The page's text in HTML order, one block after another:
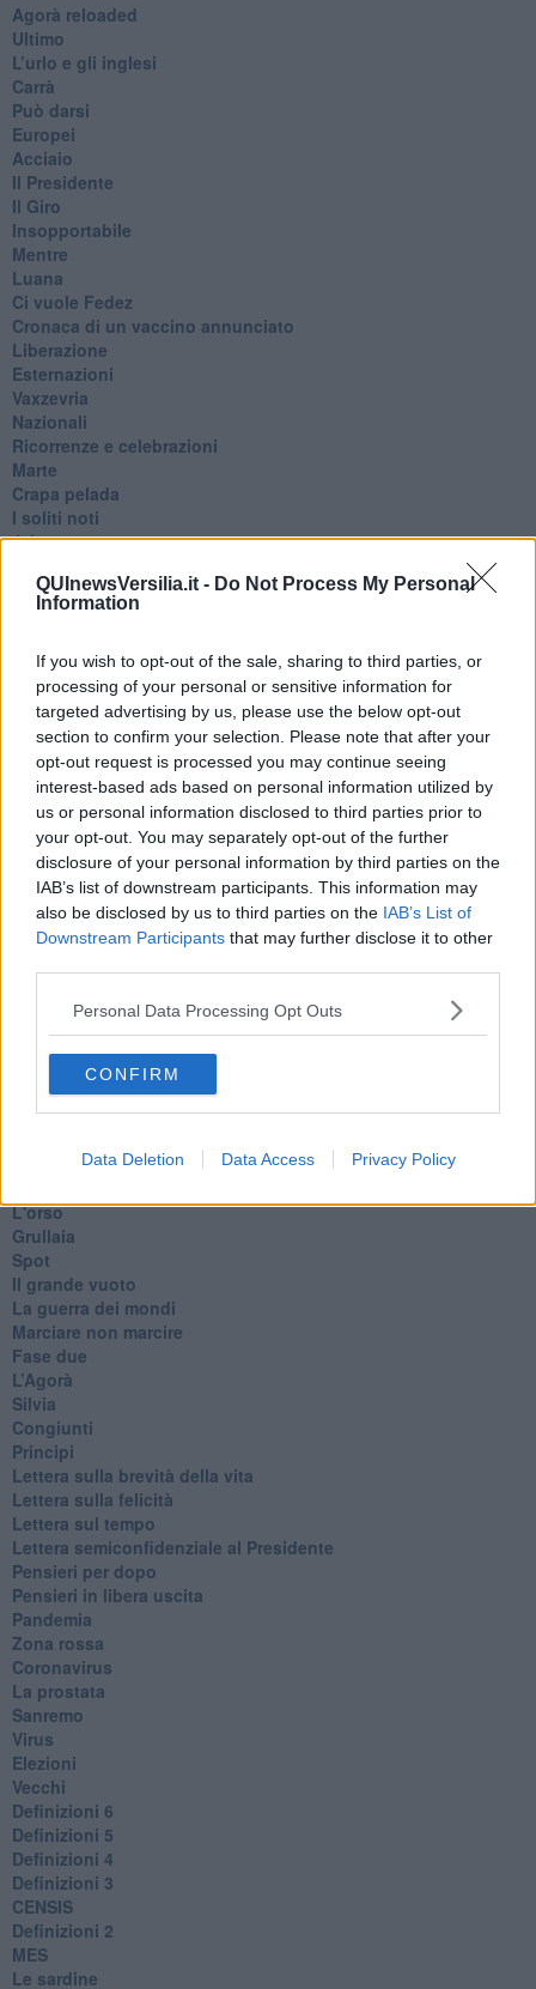
QUInewsVersilia.it - Do Not Process My Personal
Information
If you wish to opt-out of the sale, sharing to third parties, or
processing of your personal or sensitive information for
targeted advertising by us, please use the below opt-out
section to confirm your selection. Please note that after your
opt-out request is processed you may continue seeing
interest-based ads based on personal information utilized by
us or personal information disclosed to third parties prior to
your opt-out. You may separately opt-out of the further
disclosure of your personal information by third parties on the
IAB’s list of downstream participants. This information may
also be disclosed by us to third parties on the IAB’s List of
Downstream Participants that may further disclose it to other
Personal Data Processing Opt Outs
CONFIRM
Data Deletion Data Access Privacy Policy
​Agorà reloaded
Ultimo
​L’urlo e gli inglesi
Carrà
Può darsi
Europei
Acciaio
Il Presidente
​Il Giro
Insopportabile
​Mentre
Luana
​Ci vuole Fedez
​Cronaca di un vaccino annunciato
​Liberazione
Esternazioni
Vaxzevria
Nazionali
​Ricorrenze e celebrazioni
Marte
​Crapa pelada
​I soliti noti
Arie
No profit
Dragonheart
​Con-te
Coincidenze e crisi
L'amico
​L’anno del vaccino
Giulio Regeni
​Il rosario
Paolo Rossi
Maradona
Cronaca
​Ancora Covid
​Biden!
In memoria
​Ancora Francesco
Rieccoci
Francesco
Suarez
​Il responso
Willy
Non lo so
L'orso
Grullaia
Spot
​Il grande vuoto
​La guerra dei mondi
Marciare non marcire
Fase due
L’Agorà
Silvia
Congiunti
Principi
​Lettera sulla brevità della vita
​Lettera sulla felicità
​Lettera sul tempo
Lettera semiconfidenziale al Presidente
Pensieri per dopo
​Pensieri in libera uscita
Pandemia
Zona rossa
Coronavirus
La prostata
Sanremo
Virus
Elezioni
Vecchi
Definizioni 6
Definizioni 5
Definizioni 4
Definizioni 3
CENSIS
​Definizioni 2
MES
Le sardine